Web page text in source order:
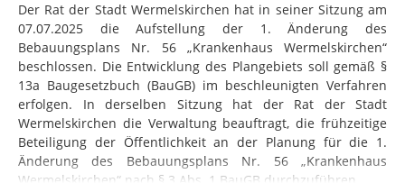
Der Rat der Stadt Wermelskirchen hat in seiner Sitzung am
07.07.2025 die Aufstellung der 1. Änderung des
Bebauungsplans Nr. 56 „Krankenhaus Wermelskirchen“
beschlossen. Die Entwicklung des Plangebiets soll gemäß §
13a Baugesetzbuch (BauGB) im beschleunigten Verfahren
erfolgen. In derselben Sitzung hat der Rat der Stadt
Wermelskirchen die Verwaltung beauftragt, die frühzeitige
Beteiligung der Öffentlichkeit an der Planung für die 1.
Änderung des Bebauungsplans Nr. 56 „Krankenhaus
Wermelskirchen“ nach § 3 Abs. 1 BauGB durchzuführen.